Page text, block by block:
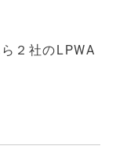
２社のLPWA